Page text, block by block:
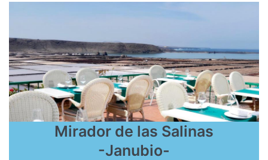
Mirador de las Salinas
-Janubio-